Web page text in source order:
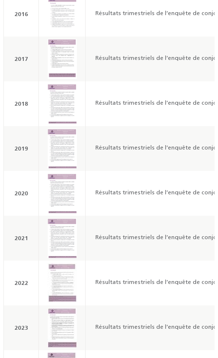
2016 Résultats trimestriels de l’enquête de
2017 Résultats trimestriels de l’enquête de
2018 Résultats trimestriels de l’enquête de
2019 Résultats trimestriels de l’enquête de
2020 Résultats trimestriels de l’enquête de
2021 Résultats trimestriels de l’enquête de
2022 Résultats trimestriels de l’enquête de
2023 Résultats trimestriels de l’enquête de